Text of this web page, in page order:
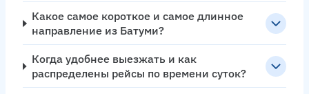
Какое самое короткое и самое длинное
направление из Батуми?
Когда удобнее выезжать и как
распределены рейсы по времени суток?